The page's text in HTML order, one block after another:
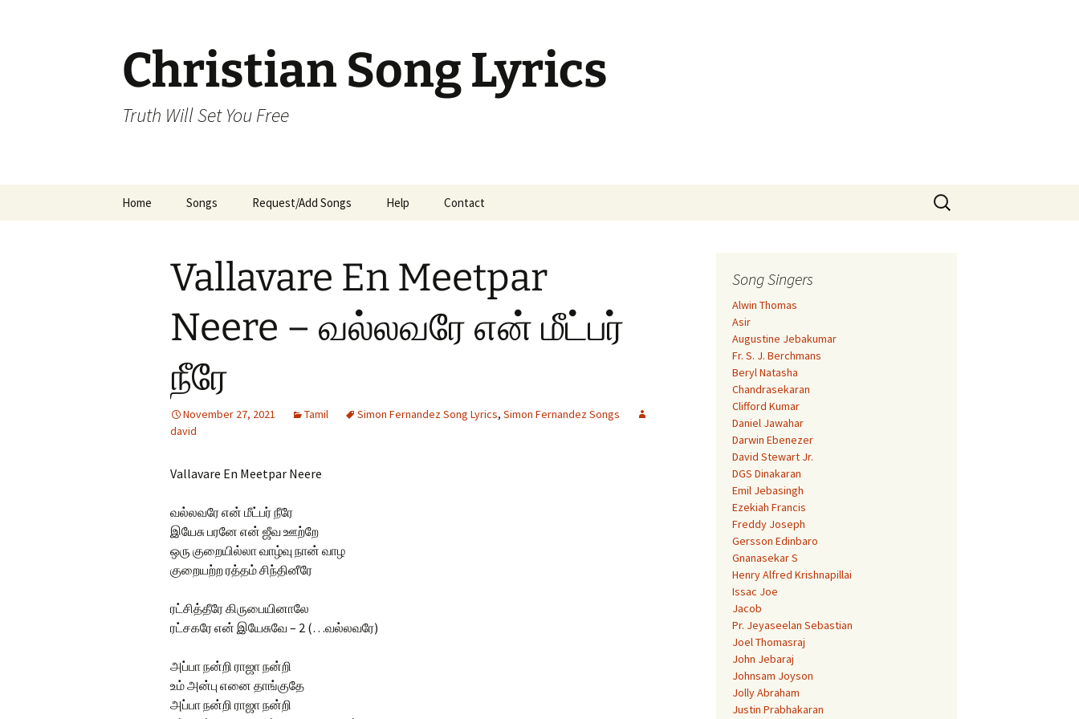
Christian Song Lyrics
Truth Will Set You Free
Home Songs
Malayalam Songs
Kannada Songs
Hindi Songs
English Songs English Sunday Class
Request/Add Songs Help Contact
Search
for:
Vallavare En Meetpar
Neere – வல்லவரே என் மீட்பர்
நீரே
November 27, 2021 Tamil Simon Fernandez Song Lyrics, Simon Fernandez Songs
david
Vallavare En Meetpar Neere
வல்லவரே என் மீட்பர் நீரே
இயேசு பரனே என் ஜீவ ஊற்றே
ஒரு குறையில்லா வாழ்வு நான் வாழ
குறையற்ற ரத்தம் சிந்தினீரே
ரட்சித்தீரே கிருபையினாலே
ரட்சகரே என் இயேசுவே – 2 (…வல்லவரே)
அப்பா நன்றி ராஜா நன்றி
உம் அன்பு எனை தாங்குதே
அப்பா நன்றி ராஜா நன்றி
Song Singers
Alwin Thomas
Asir
Augustine Jebakumar
Fr. S. J. Berchmans
Beryl Natasha
Chandrasekaran
Clifford Kumar
Daniel Jawahar
Darwin Ebenezer
David Stewart Jr.
DGS Dinakaran
Emil Jebasingh
Ezekiah Francis
Freddy Joseph
Gersson Edinbaro
Gnanasekar S
Henry Alfred Krishnapillai
Issac Joe
Jacob
Pr. Jeyaseelan Sebastian
Joel Thomasraj
John Jebaraj
Johnsam Joyson
Jolly Abraham
Justin Prabhakaran